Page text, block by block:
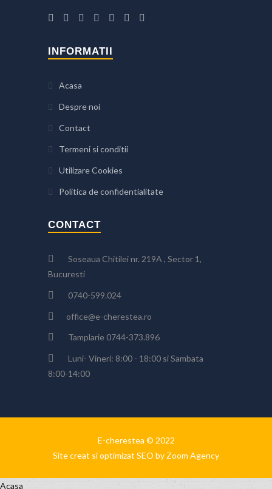
INFORMATII
Acasa
Despre noi
Contact
Termeni si conditii
Utilizare Cookies
Politica de confidentialitate
CONTACT
Soseaua Chitilei nr. 219A , Sector 1,
Bucuresti
0740-599.024
office@e-cherestea.ro
Tamplarie 0744-373.896
Luni- Vineri: 8:00 - 18:00 si Sambata
8:00-14:00
E-cherestea © 2022
Site creat si optimizat SEO by Zoom Agency
Acasa